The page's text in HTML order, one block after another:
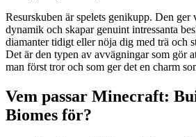
Resurskuben är spelets genikupp. Den ger
dynamik och skapar genuint intressanta
diamanter tidigt eller nöja dig med trä och
Det är den typen av avvägningar som gör
man först tror och som ger det en charm
Vem passar Minecraft:
Biomes för?